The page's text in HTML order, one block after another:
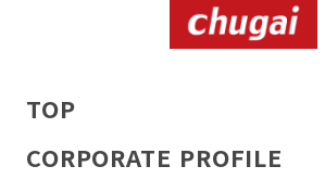
TOP
CORPORATE PROFILE